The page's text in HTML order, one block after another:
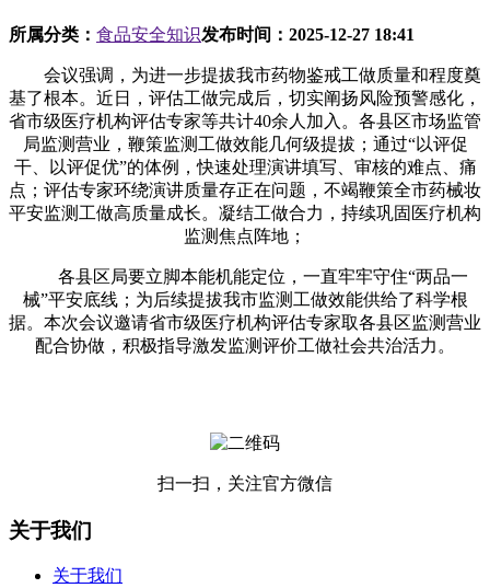
所属分类： 食品安全知识发布时间： 2025-12-27 18:41
会议强调，为进一步提拔我市药物鉴戒工做质量和程度奠
基了根本。近日，评估工做完成后，切实阐扬风险预警感化，
省市级医疗机构评估专家等共计40余人加入。各县区市场监管
局监测营业，鞭策监测工做效能几何级提拔；通过“以评促
干、以评促优”的体例，快速处理演讲填写、审核的难点、痛
点；评估专家环绕演讲质量存正在问题，不竭鞭策全市药械妆
平安监测工做高质量成长。凝结工做合力，持续巩固医疗机构
监测焦点阵地；
各县区局要立脚本能机能定位，一直牢牢守住“两品一
械”平安底线；为后续提拔我市监测工做效能供给了科学根
据。本次会议邀请省市级医疗机构评估专家取各县区监测营业
配合协做，积极指导激发监测评价工做社会共治活力。
扫一扫，关注官方微信
关于我们
关于我们